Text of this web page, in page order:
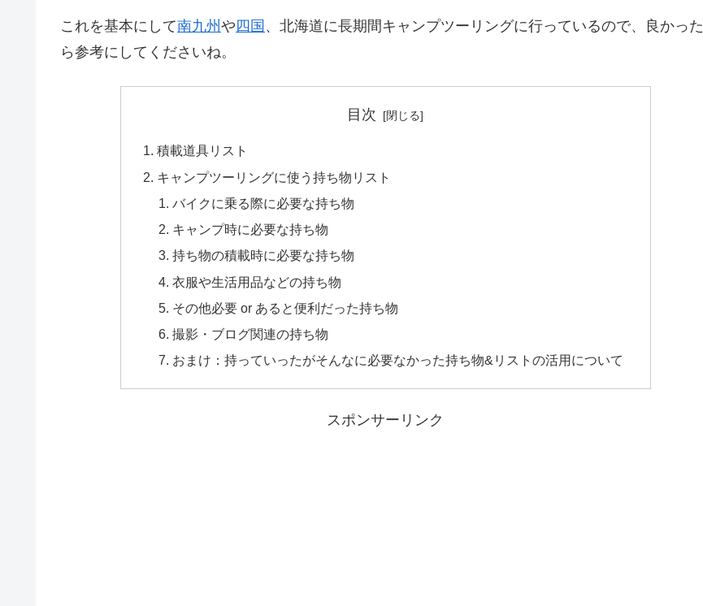
これを基本にして南九州 や 四国 、北海道に長期間キャンプツーリングに行っているので、良かった
ら参考にしてくださいね。
目次
積載道具リスト
キャンプツーリングに使う持ち物リスト
バイクに乗る際に必要な持ち物
キャンプ時に必要な持ち物
持ち物の積載時に必要な持ち物
衣服や生活用品などの持ち物
その他必要 or あると便利だった持ち物
撮影・ブログ関連の持ち物
おまけ：持っていったがそんなに必要なかった持ち物&リストの活用について
スポンサーリンク